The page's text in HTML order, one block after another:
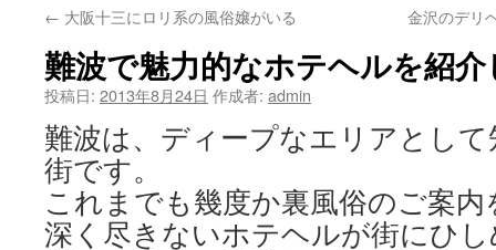
ン
ツ
へ
ス
ッ
← 大阪十三にロリ系の風俗嬢がいる 金沢のデリ
難波で魅力的なホテヘルを紹
投稿日: 2013年8月24日 作成者: admin
難波は、ディープなエリアとし
街です。
これまでも幾度か裏風俗のご案
深く尽きないホテヘルが街にひ